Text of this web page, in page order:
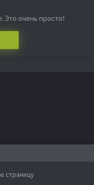
Это очень просто!
страницу